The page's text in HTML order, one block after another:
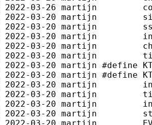
2022-03-26 martijn
2022-03-20 martijn
2022-03-20 martijn
2022-03-20 martijn
2022-03-20 martijn
2022-03-20 martijn
2022-03-20 martijn
2022-03-20 martijn
2022-03-20 martijn
2022-03-20 martijn
2022-03-20 martijn
2022-03-20 martijn